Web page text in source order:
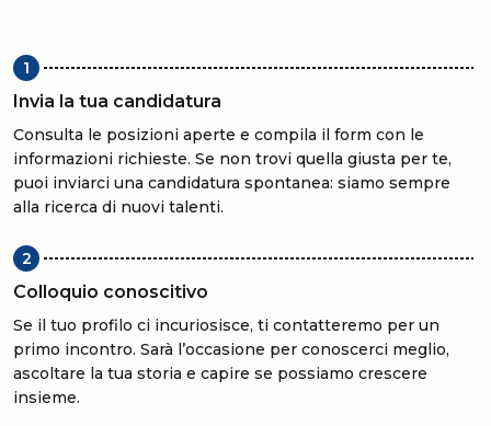
1
Invia la tua candidatura
Consulta le posizioni aperte e compila il form con le
informazioni richieste. Se non trovi quella giusta per te,
puoi inviarci una candidatura spontanea: siamo sempre
alla ricerca di nuovi talenti.
2
Colloquio conoscitivo
Se il tuo profilo ci incuriosisce, ti contatteremo per un
primo incontro. Sarà l’occasione per conoscerci meglio,
ascoltare la tua storia e capire se possiamo crescere
insieme.